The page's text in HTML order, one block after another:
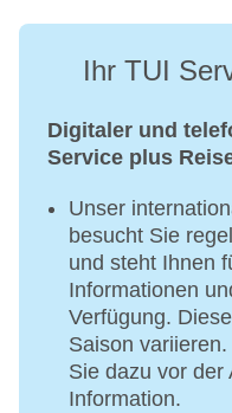
Ihr TUI
Digitaler und
Service plus
Unser
besucht Sie
und steht Ihnen
Informationen
Verfügung.
Saison
Sie dazu vor der
Information.